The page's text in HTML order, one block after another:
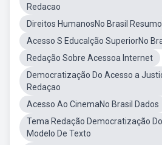
Redacao
Direitos HumanosNo Brasil Resumo
Acesso S Educalção SuperiorNo
Redação Sobre Acessoa Internet
Democratização Do Acesso a
Redaçao
Acesso Ao CinemaNo Brasil Dados
Tema Redação Democratização
Modelo De Texto